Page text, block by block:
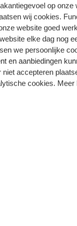
op onze
wij cookies.
website goed
elke dag nog
we persoonlijke
en aanbiedingen
niet accepteren
cookies. Meer
Bewertungen
prüfen
in der